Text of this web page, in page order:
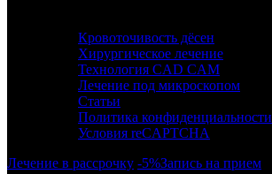
Кровоточивость дёсен
Хирургическое лечение
Технология CAD CAM
Лечение под микроскопом
Статьи
Политика конфиденциальности
Условия reCAPTCHA
Лечение в рассрочку -5%Запись на прием